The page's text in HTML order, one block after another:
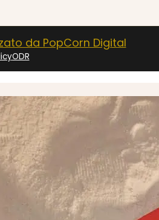
da PopCorn Digital
ODR
VACANZE DA
CIRLA! ☀️